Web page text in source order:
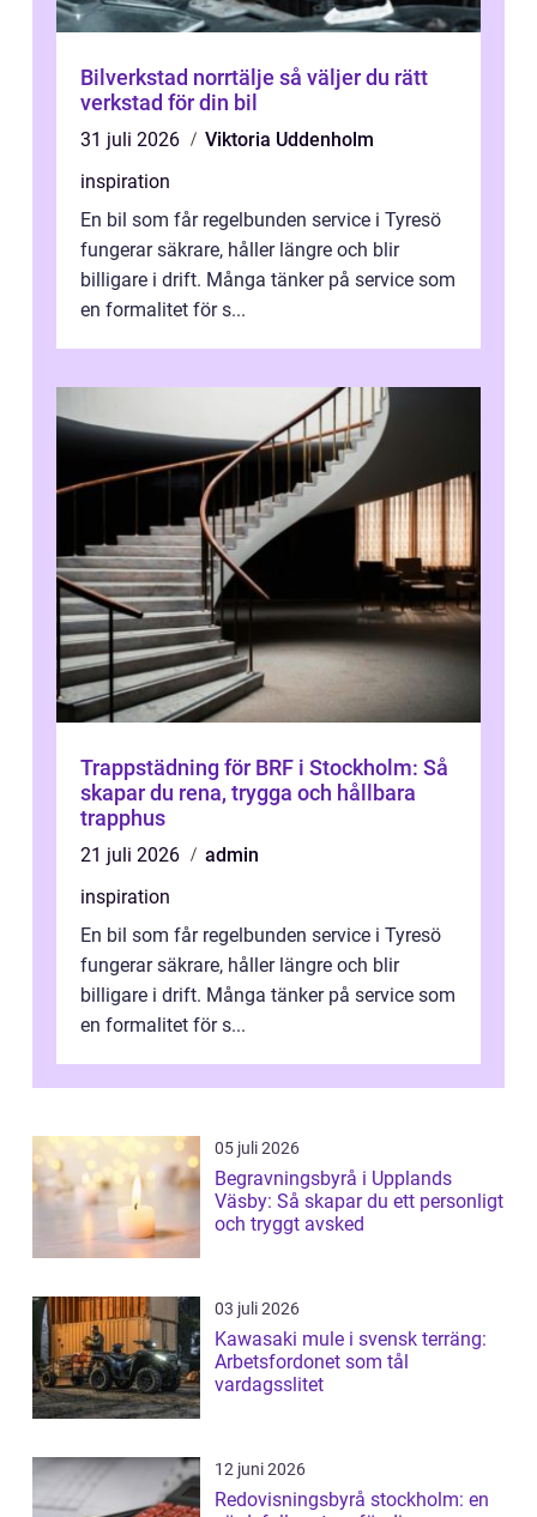
Bilverkstad norrtälje så väljer du rätt
verkstad för din bil
31 juli 2026
Viktoria Uddenholm
inspiration
En bil som får regelbunden service i Tyresö
fungerar säkrare, håller längre och blir
billigare i drift. Många tänker på service som
en formalitet för s...
Trappstädning för BRF i Stockholm: Så
skapar du rena, trygga och hållbara
trapphus
21 juli 2026
admin
inspiration
En bil som får regelbunden service i Tyresö
fungerar säkrare, håller längre och blir
billigare i drift. Många tänker på service som
en formalitet för s...
05 juli 2026
Begravningsbyrå i Upplands
Väsby: Så skapar du ett personligt
och tryggt avsked
03 juli 2026
Kawasaki mule i svensk terräng:
Arbetsfordonet som tål
vardagsslitet
12 juni 2026
Redovisningsbyrå stockholm: en